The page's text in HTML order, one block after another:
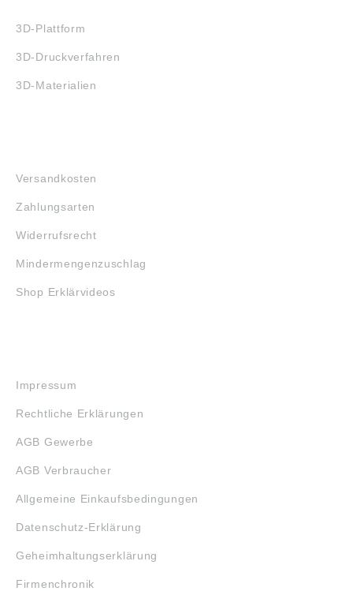
3D-Plattform
3D-Druckverfahren
3D-Materialien
Versandkosten
Zahlungsarten
Widerrufsrecht
Mindermengenzuschlag
Shop Erklärvideos
Impressum
Rechtliche Erklärungen
AGB Gewerbe
AGB Verbraucher
Allgemeine Einkaufsbedingungen
Datenschutz-Erklärung
Geheimhaltungserklärung
Firmenchronik